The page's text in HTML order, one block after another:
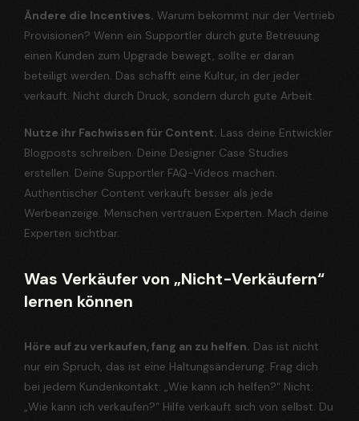
Ändere die Incentives. Warum bekommt nur der Vertrieb
Provisionen? Wenn ein Supportler durch gute Betreuung
einen Kunden zum Upgrade bewegt, sollte er daran
beteiligt werden. Das schafft eine Kultur, in der jeder
verkauft. Nicht durch Druck, sondern durch gute Arbeit.
Nutze ihr Fachwissen für Content. Lass deine Entwickler
Blogposts schreiben. Deine Designer Case Studies
erstellen. Deine Supportler FAQ-Videos machen.
Authentischer Content verkauft besser als jede
Werbeanzeige. Menschen vertrauen Experten. Mach deine
Experten sichtbar.
Was Verkäufer von „Nicht-Verkäufern“
lernen können
Höre auf zu verkaufen, fang an zu helfen. Das ist nicht
nur ein Spruch, das ist eine Haltungsänderung. Frag dich
bei jedem Kundenkontakt: „Wie kann ich helfen?“ Nicht:
„Wie kann ich verkaufen?“ Hilfe verkauft sich von selbst. Du